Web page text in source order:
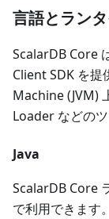
言語とラン
ScalarDB Core
Client SDK を提
Machine (JVM)
Loader などのツ
Java
ScalarDB Core
で利用できます